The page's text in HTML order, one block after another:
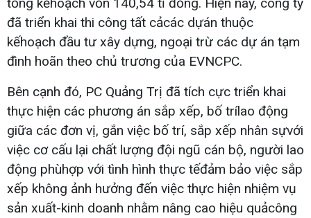
đã triển khai thi công tất cảcác dựán thuộc
kếhoạch đầu tư xây dựng, ngoại trừ các dự án tạm
đình hoãn theo chủ trương của EVNCPC.
Bên cạnh đó, PC Quảng Trị đã tích cực triển khai
thực hiện các phương án sắp xếp, bố trílao động
giữa các đơn vị, gắn việc bố trí, sắp xếp nhân sựvới
việc cơ cấu lại chất lượng đội ngũ cán bộ, người lao
động phùhợp với tình hình thực tếđảm bảo việc sắp
xếp không ảnh hưởng đến việc thực hiện nhiệm vụ
sản xuất-kinh doanh nhằm nâng cao hiệu quảcông